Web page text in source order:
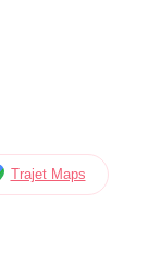
Trajet Maps